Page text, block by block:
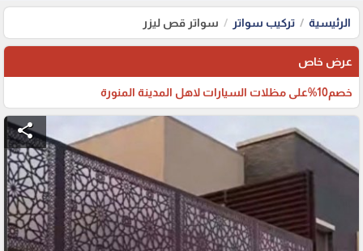
الرئيسية تركيب سواتر سواتر قص ليزر
عرض خاص
خصم10%على مظلات السيارات لاهل المدينة المنورة
share